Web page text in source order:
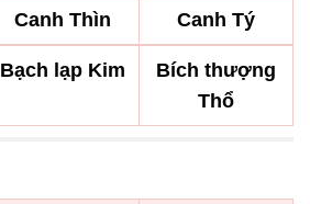
Canh Thìn Canh Tý
Bạch lạp Kim
Bích thượng
Thổ